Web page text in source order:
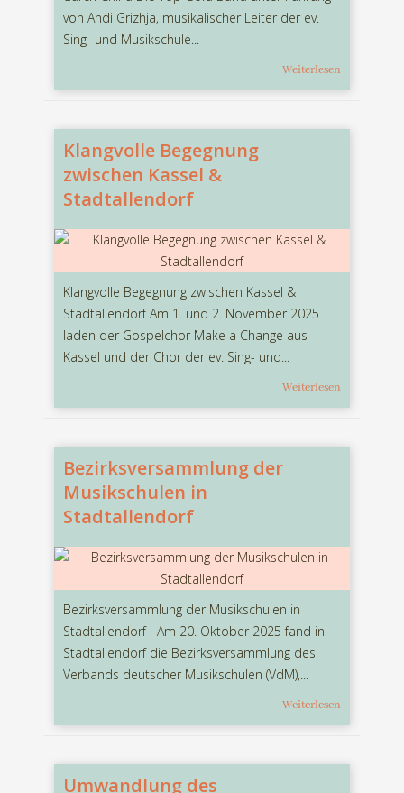
von Andi Grizhja, musikalischer Leiter der ev.
Sing- und Musikschule...
Weiterlesen
Klangvolle Begegnung
zwischen Kassel &
Stadtallendorf
Klangvolle Begegnung zwischen Kassel &
Stadtallendorf Am 1. und 2. November 2025
laden der Gospelchor Make a Change aus
Kassel und der Chor der ev. Sing- und...
Weiterlesen
Bezirksversammlung der
Musikschulen in
Stadtallendorf
Bezirksversammlung der Musikschulen in
Stadtallendorf Am 20. Oktober 2025 fand in
Stadtallendorf die Bezirksversammlung des
Verbands deutscher Musikschulen (VdM),...
Weiterlesen
Umwandlung des